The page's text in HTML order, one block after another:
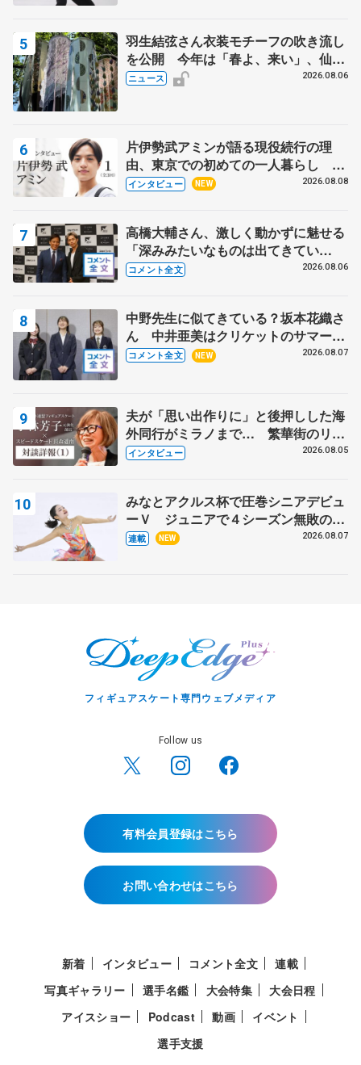
羽生結弦さん衣装モチーフの吹き流し
を公開 今年は「春よ、来い」、仙台
の瑞鳳殿
ニュース 2026.08.06
片伊勢武アミンが語る現役続行の理
由、東京での初めての一人暮らし 注
目スケーターの「今」に迫る
インタビュー NEW 2026.08.08
高橋大輔さん、激しく動かずに魅せる
「深みみたいなものは出てきてい
る？」 〝兄さん〟と慕うレジェンド
コメント全文 2026.08.06
中野先生に似てきている？坂本花織さ
ん 中井亜美はクリケットのサマーキ
ャンプに 島田麻央はたくさん試合に
コメント全文 NEW 2026.08.07
夫が「思い出作りに」と後押しした海
外同行がミラノまで… 繁華街のリン
クでは不良のお兄さんも味方に 小林
インタビュー 2026.08.05
みなとアクルス杯で圧巻シニアデビュ
ーＶ ジュニアで４シーズン無敗の島
田麻央
連載 NEW 2026.08.07
フィギュアスケート専門ウェブメディア
Follow us
有料会員登録はこちら
お問い合わせはこちら
新着 インタビュー コメント全文
連載
写真ギャラリー
選手名鑑 大会特集
大会日程
アイスショー
Podcast 動画
イベント
選手支援